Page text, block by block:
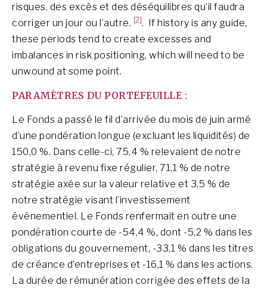
risques, des excès et des déséquilibres qu’il faudra
corriger un jour ou l’autre. [2]. If history is any guide,
these periods tend to create excesses and
imbalances in risk positioning, which will need to be
unwound at some point.
PARAMÈTRES DU PORTEFEUILLE :
Le Fonds a passé le fil d’arrivée du mois de juin armé
d’une pondération longue (excluant les liquidités) de
150,0 %. Dans celle-ci, 75,4 % relevaient de notre
stratégie à revenu fixe régulier, 71,1 % de notre
stratégie axée sur la valeur relative et 3,5 % de
notre stratégie visant l’investissement
événementiel. Le Fonds renfermait en outre une
pondération courte de -54,4 %, dont -5,2 % dans les
obligations du gouvernement, -33,1 % dans les titres
de créance d’entreprises et -16,1 % dans les actions.
La durée de rémunération corrigée des effets de la